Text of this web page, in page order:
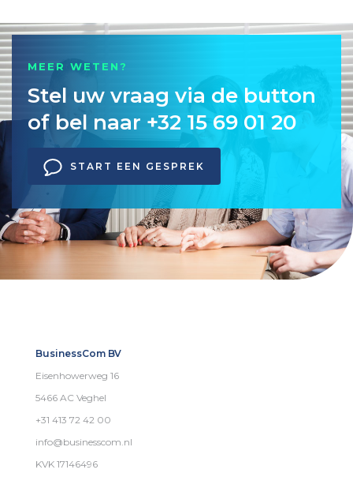
MEER WETEN?
Stel uw vraag via de button
of bel naar +32 15 69 01 20
START EEN GESPREK
BusinessCom BV
Eisenhowerweg 16
5466 AC Veghel
+31 413 72 42 00
info@businesscom.nl
KVK 17146496